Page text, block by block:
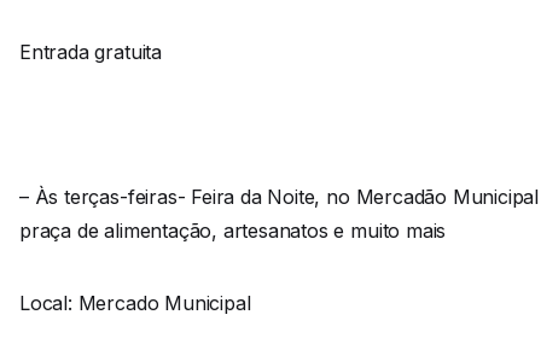
Entrada gratuita
– Às terças-feiras- Feira da Noite, no Mercadão
praça de alimentação, artesanatos e muito mais
Local: Mercado Municipal